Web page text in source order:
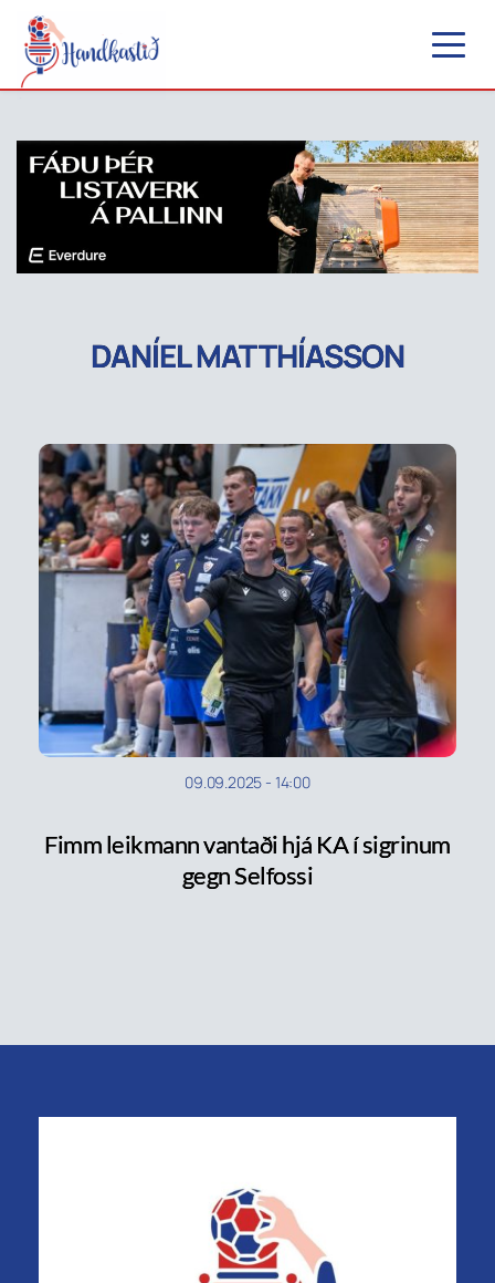
DANÍEL MATTHÍASSON
09.09.2025 - 14:00
Fimm leikmann vantaði hjá KA í sigrinum
gegn Selfossi